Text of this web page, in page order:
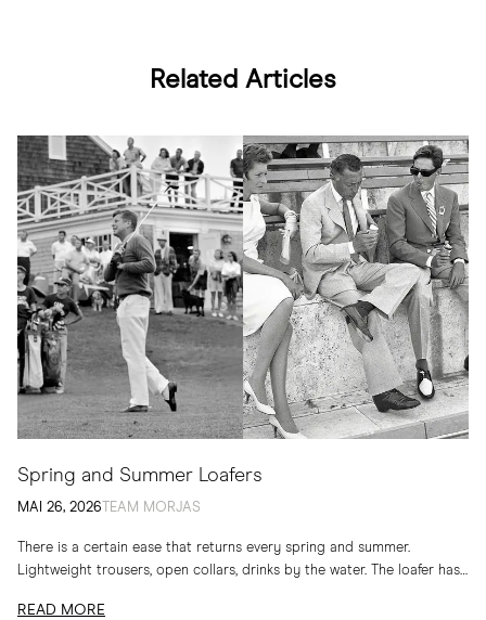
Related Articles
Spring and Summer Loafers
MAI 26, 2026 TEAM MORJAS
There is a certain ease that returns every spring and summer.
Lightweight trousers, open collars, drinks by the water. The loafer has
READ MORE